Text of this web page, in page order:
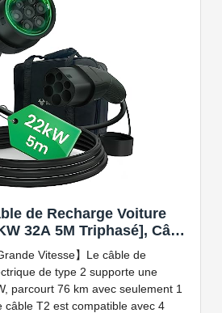
les compteurs d'énergie Wallbox
pannes de courant, les surprises
et de charger votre VE avec
de Recharge Voiture
32A 5M Triphasé], Câble
2 EV/PHEV, Câble T2 avec
Compatible avec Model
ID.5, E-Tron, IONIQ 5, Zoe,
etc
Vitesse】Le câble de
de type 2 supporte une
parcourt 76 km avec seulement 1
câble T2 est compatible avec 4